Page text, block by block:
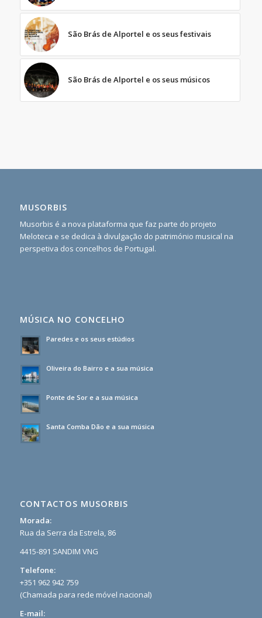
São Brás de Alportel e os seus festivais
São Brás de Alportel e os seus músicos
MUSORBIS
Musorbis é a nova plataforma que faz parte do projeto
Meloteca e se dedica à divulgação do património musical na
perspetiva dos concelhos de Portugal.
MÚSICA NO CONCELHO
Paredes e os seus estúdios
Oliveira do Bairro e a sua música
Ponte de Sor e a sua música
Santa Comba Dão e a sua música
CONTACTOS MUSORBIS
Morada:
Rua da Serra da Estrela, 86
4415-891 SANDIM VNG
Telefone:
+351 962 942 759
(Chamada para rede móvel nacional)
E-mail: